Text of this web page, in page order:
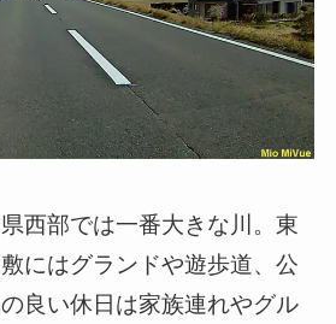
西部では一番大きな川。東
にはグランドや遊歩道、公
良い休日は家族連れやグル